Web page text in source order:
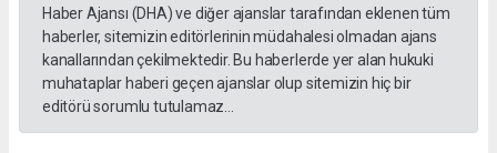
Haber Ajansı (DHA) ve diğer ajanslar tarafından eklenen tüm
haberler, sitemizin editörlerinin müdahalesi olmadan ajans
kanallarından çekilmektedir. Bu haberlerde yer alan hukuki
muhataplar haberi geçen ajanslar olup sitemizin hiç bir
editörü sorumlu tutulamaz...